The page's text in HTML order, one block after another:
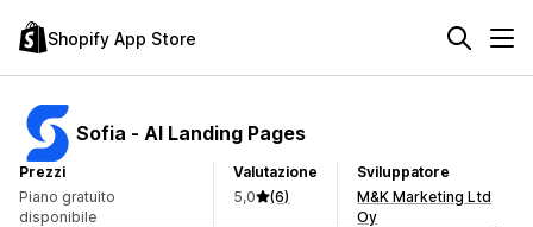
Shopify App Store
Sofia ‑ AI Landing Pages
Prezzi
Piano gratuito
disponibile
Valutazione
5,0
(6)
Sviluppatore
M&K Marketing Ltd
Oy